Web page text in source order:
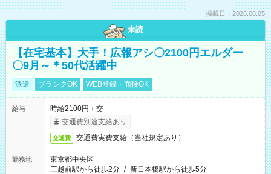
掲載日：2026.08.05
未読
【在宅基本】大手！広報アシ〇2100円エルダー
〇9月～＊50代活躍中
派遣 ブランクOK WEB登録・面接OK
給与
時給2100円＋交
交通費別途支給あり
交通費 交通費実費支給（当社規定あり）
勤務地
東京都中央区
三越前駅から徒歩2分 / 新日本橋駅から徒歩5分